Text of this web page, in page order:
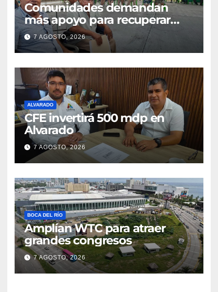
Comunidades demandan
más apoyo para recuperar
parcelas
7 AGOSTO, 2026
ALVARADO
CFE invertirá 500 mdp en
Alvarado
7 AGOSTO, 2026
BOCA DEL RÍO
Amplían WTC para atraer
grandes congresos
7 AGOSTO, 2026